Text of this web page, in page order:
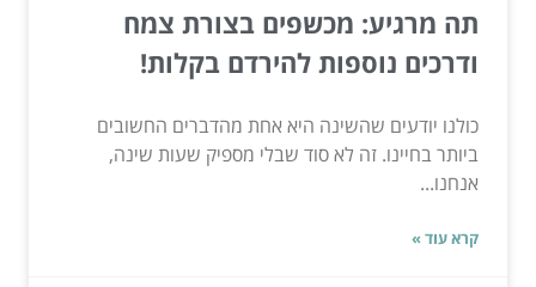
תה מרגיע: מכשפים בצורת צמח
ודרכים נוספות להירדם בקלות!
כולנו יודעים שהשינה היא אחת מהדברים החשובים
ביותר בחיינו. זה לא סוד שבלי מספיק שעות שינה,
אנחנו...
קרא עוד »